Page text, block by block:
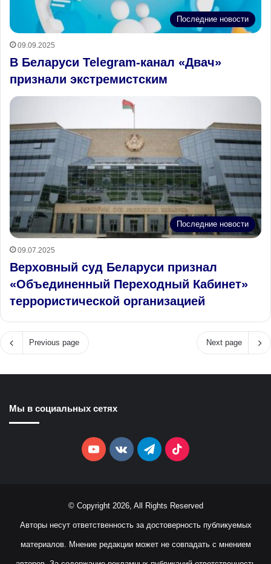
Последние новости
09.09.2025
В Беларуси Telegram-канал «Двач»
признали экстремистским
Последние новости
09.07.2025
Верховный суд Беларуси признал
«Объединенный Переходный Кабинет»
террористической организацией
Previous page Next page
Мы в социальных сетях
YouTubevk.comTelegramTikTok
© Copyright 2026, All Rights Reserved
Авторы несут ответственность за достоверность публикуемых
материалов. Мнение редакции может не совпадать с мнением